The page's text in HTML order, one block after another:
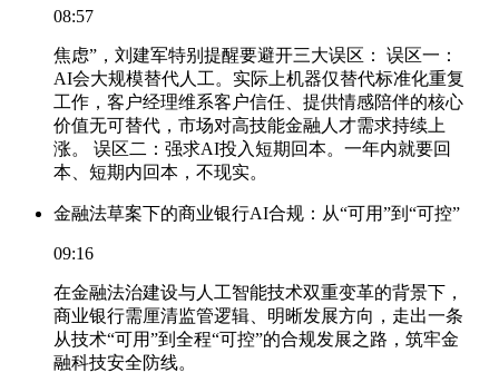
08:57
焦虑”，刘建军特别提醒要避开三大误区： 误区一：
AI会大规模替代人工。实际上机器仅替代标准化重复
工作，客户经理维系客户信任、提供情感陪伴的核心
价值无可替代，市场对高技能金融人才需求持续上
涨。 误区二：强求AI投入短期回本。一年内就要回
本、短期内回本，不现实。
金融法草案下的商业银行AI合规：从“可用”到“可控”
09:16
在金融法治建设与人工智能技术双重变革的背景下，
商业银行需厘清监管逻辑、明晰发展方向，走出一条
从技术“可用”到全程“可控”的合规发展之路，筑牢金
融科技安全防线。